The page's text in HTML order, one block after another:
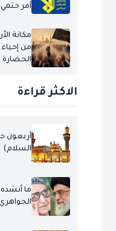
أمر حتمي
مكانة
من إحياء
الحضارة
الاكثر قراءة
أربعون
السلام)
ما